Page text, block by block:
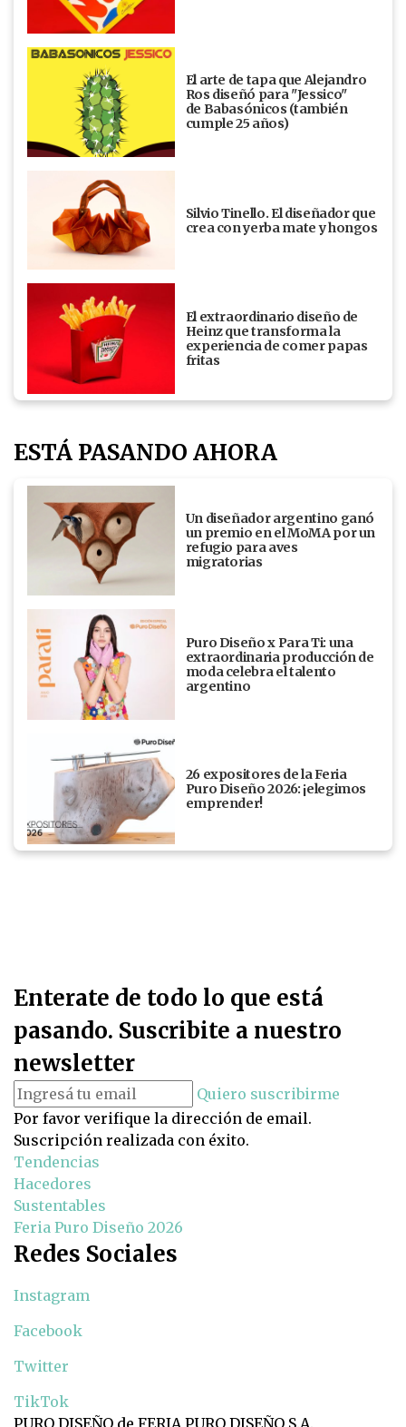
El arte de tapa que Alejandro
Ros diseñó para "Jessico"
de Babasónicos (también
cumple 25 años)
Silvio Tinello. El diseñador que
crea con yerba mate y hongos
El extraordinario diseño de
Heinz que transforma la
experiencia de comer papas
fritas
ESTÁ PASANDO AHORA
Un diseñador argentino ganó
un premio en el MoMA por un
refugio para aves
migratorias
Puro Diseño x Para Ti: una
extraordinaria producción de
moda celebra el talento
argentino
26 expositores de la Feria
Puro Diseño 2026: ¡elegimos
emprender!
Enterate de todo lo que está
pasando. Suscribite a nuestro
newsletter
Quiero suscribirme
Por favor verifique la dirección de email.
Suscripción realizada con éxito.
Tendencias
Hacedores
Sustentables
Feria Puro Diseño 2026
Redes Sociales
Instagram
Facebook
Twitter
TikTok